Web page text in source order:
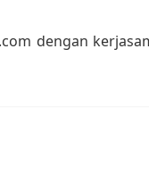
dengan